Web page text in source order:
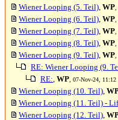
Wiener Looping (5. Teil), WP
Wiener Looping (6. Teil), WP
Wiener Looping (7. Teil), WP
Wiener Looping (8. Teil), WP
Wiener Looping (9. Teil), WP
RE: Wiener Looping (9.
RE:, WP , 07-Nov-24,
Wiener Looping (10. Teil),
Wiener Looping (11. Teil) -
Wiener Looping (12. Teil),